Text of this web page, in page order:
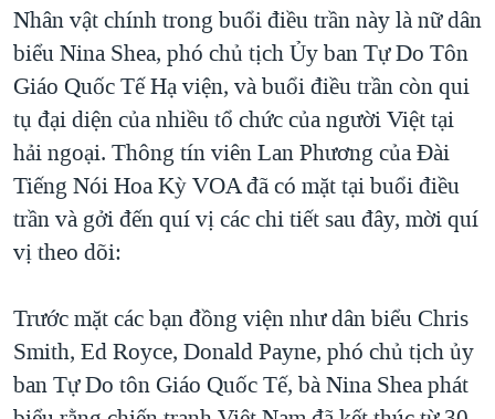
KHOA HỌC
VĂN HOÁ
THỂ THAO
GIÁO DỤC
GIẢI MÃ VÀNH ĐAI & CON ĐƯỜNG
NGÀY TỊ NẠN THẾ GIỚI
TRỊNH VĨNH BÌNH - NGƯỜI HẠ 'BÊN THẮNG CUỘC'
GROUND ZERO – XƯA VÀ NAY
CÁC GIÁ TRỊ CỘNG HÒA Ở VIỆT NAM
THƯỢNG ĐỈNH TRUMP-KIM TẠI VIỆT NAM
NGƯ DÂN VIỆT VÀ LÀN SÓNG TRỘM HẢI SÂM
BÊN KIA QUỐC LỘ: TIẾNG VỌNG TỪ NÔNG THÔN MỸ
QUAN HỆ VIỆT MỸ
MẠNG XÃ HỘI
Ngôn ngữ khác
Nhân vật chính trong buổi điều trần này là nữ dân
biểu Nina Shea, phó chủ tịch Ủy ban Tự Do Tôn
Giáo Quốc Tế Hạ viện, và buổi điều trần còn qui
tụ đại diện của nhiều tổ chức của người Việt tại
hải ngoại. Thông tín viên Lan Phương của Ðài
Tiếng Nói Hoa Kỳ VOA đã có mặt tại buổi điều
trần và gởi đến quí vị các chi tiết sau đây, mời quí
vị theo dõi:
Trước mặt các bạn đồng viện như dân biểu Chris
Smith, Ed Royce, Donald Payne, phó chủ tịch ủy
ban Tự Do tôn Giáo Quốc Tế, bà Nina Shea phát